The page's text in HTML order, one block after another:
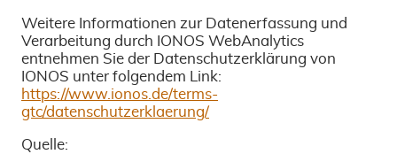
Weitere Informationen zur Datenerfassung und
Verarbeitung durch IONOS WebAnalytics
entnehmen Sie der Datenschutzerklärung von
IONOS unter folgendem Link:
https://www.ionos.de/terms-
gtc/datenschutzerklaerung/
Quelle: